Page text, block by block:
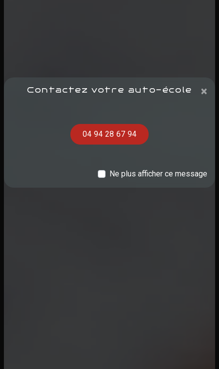
Contactez votre auto-école ×
04 94 28 67 94
Ne plus afficher ce message